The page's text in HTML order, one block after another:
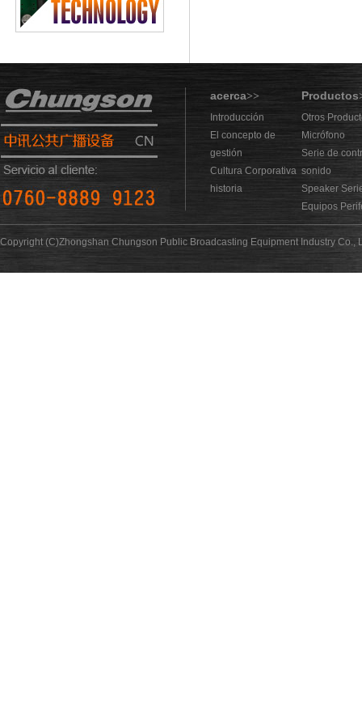
acerca>> Productos
Introducción
El concepto de
gestión
Cultura Corporativa
historia
Otros
Micrófono
Serie de
sonido
Speaker
Equipos
Copyright (C)Zhongshan Chungson Public Broadcasting Equipment Industry